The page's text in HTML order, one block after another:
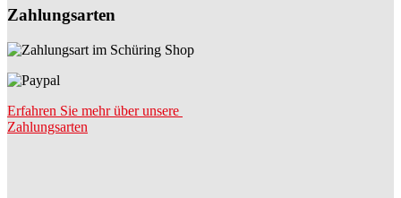
Zahlungsarten
Erfahren Sie mehr über unsere
Zahlungsarten